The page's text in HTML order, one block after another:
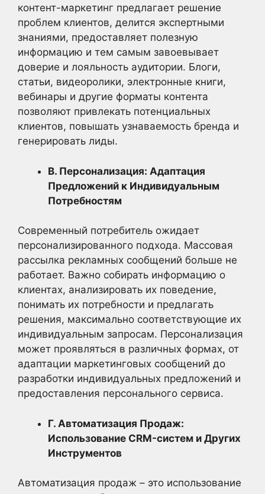
контент-маркетинг предлагает решение
проблем клиентов, делится экспертными
знаниями, предоставляет полезную
информацию и тем самым завоевывает
доверие и лояльность аудитории. Блоги,
статьи, видеоролики, электронные книги,
вебинары и другие форматы контента
позволяют привлекать потенциальных
клиентов, повышать узнаваемость бренда и
генерировать лиды.
В. Персонализация: Адаптация
Предложений к Индивидуальным
Потребностям
Современный потребитель ожидает
персонализированного подхода. Массовая
рассылка рекламных сообщений больше не
работает. Важно собирать информацию о
клиентах, анализировать их поведение,
понимать их потребности и предлагать
решения, максимально соответствующие их
индивидуальным запросам. Персонализация
может проявляться в различных формах, от
адаптации маркетинговых сообщений до
разработки индивидуальных предложений и
предоставления персонального сервиса.
Г. Автоматизация Продаж:
Использование CRM-систем и Других
Инструментов
Автоматизация продаж – это использование